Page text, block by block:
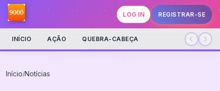
LOG IN REGISTRAR-SE
INÍCIO AÇÃO QUEBRA-CABEÇA
Início/Notícias